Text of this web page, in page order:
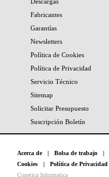
Fabricantes
Garantías
Newsletters
Política de Cookies
Política de Privacidad
Servicio Técnico
Sitemap
Solicitar Presupuesto
Suscripción Boletín
Acerca de| Bolsa de trabajo |
Cookies | Política de Privacidad
Conetica Informatica